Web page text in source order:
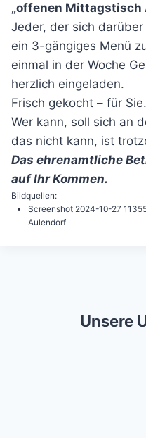
„offenen Mittagstisch
Jeder, der sich
ein 3-gängiges Menü
einmal in der Woche
herzlich eingeladen.
Frisch gekocht – für Sie.
Wer kann, soll sich an
das nicht kann, ist
Das ehrenamtliche
auf Ihr Kommen.
Bildquellen:
Screenshot 2024-10-27
Aulendorf
Unsere